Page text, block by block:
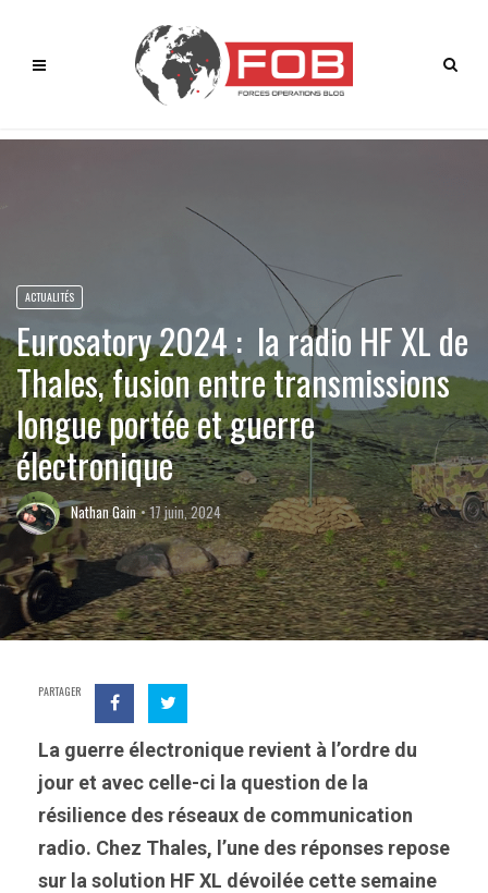
ACTUALITÉS
Eurosatory 2024 : la radio HF XL de
Thales, fusion entre transmissions
longue portée et guerre
électronique
Nathan Gain 17 juin, 2024
PARTAGER
La guerre électronique revient à l’ordre du
jour et avec celle-ci la question de la
résilience des réseaux de communication
radio. Chez Thales, l’une des réponses repose
sur la solution HF XL dévoilée cette semaine